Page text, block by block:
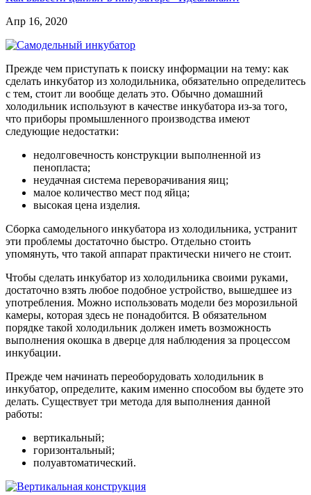
Апр 16, 2020
Прежде чем приступать к поиску информации на тему: как
сделать инкубатор из холодильника, обязательно определитесь
с тем, стоит ли вообще делать это. Обычно домашний
холодильник используют в качестве инкубатора из-за того,
что приборы промышленного производства имеют
следующие недостатки:
недолговечность конструкции выполненной из
пенопласта;
неудачная система переворачивания яиц;
малое количество мест под яйца;
высокая цена изделия.
Сборка самодельного инкубатора из холодильника, устранит
эти проблемы достаточно быстро. Отдельно стоить
упомянуть, что такой аппарат практически ничего не стоит.
Чтобы сделать инкубатор из холодильника своими руками,
достаточно взять любое подобное устройство, вышедшее из
употребления. Можно использовать модели без морозильной
камеры, которая здесь не понадобится. В обязательном
порядке такой холодильник должен иметь возможность
выполнения окошка в дверце для наблюдения за процессом
инкубации.
Прежде чем начинать переоборудовать холодильник в
инкубатор, определите, каким именно способом вы будете это
делать. Существует три метода для выполнения данной
работы:
вертикальный;
горизонтальный;
полуавтоматический.